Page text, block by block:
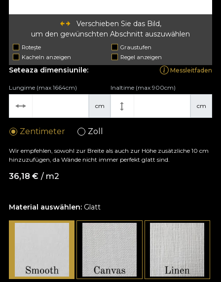
Verschieben Sie das Bild,
um den gewünschten Abschnitt auszuwählen
Rotește
Graustufen
Kacheln anzeigen
Regel anzeigen
Material auswählen: Glatt
Seteaza dimensiunile: Messleitfaden
cm
Lungime (max 1664cm)
cm
Inaltime (max 900cm)
Zentimeter Zoll
Wir empfehlen, sowohl zur Breite als auch zur Höhe zusätzliche 10 cm
hinzuzufügen, da Wände nicht immer perfekt glatt sind.
36,18 € / m2